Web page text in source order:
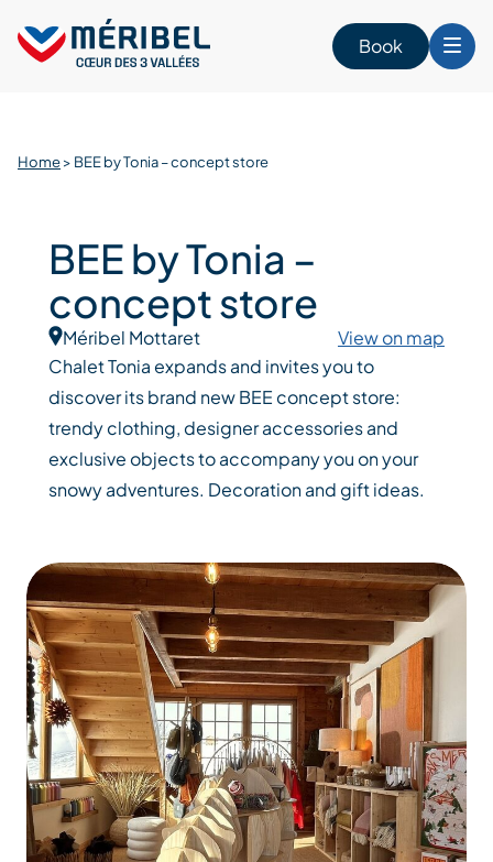
content
Book
Home> BEE by Tonia – concept store
BEE by Tonia –
concept store
Méribel Mottaret
View on map
Chalet Tonia expands and invites you to
discover its brand new BEE concept store:
trendy clothing, designer accessories and
exclusive objects to accompany you on your
snowy adventures. Decoration and gift ideas.